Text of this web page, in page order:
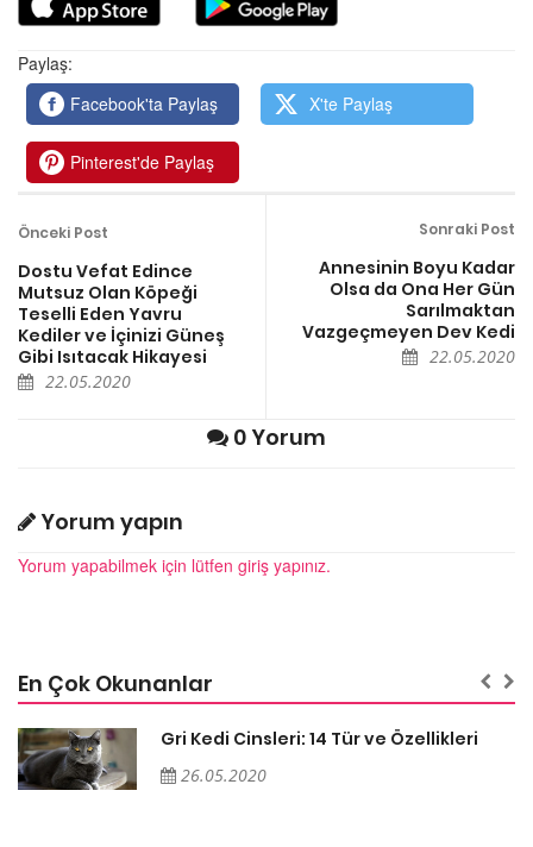
Paylaş:
Facebook'ta Paylaş
X'te Paylaş
Pinterest'de Paylaş
Önceki Post
Dostu Vefat Edince
Mutsuz Olan Köpeği
Teselli Eden Yavru
Kediler ve İçinizi Güneş
Gibi Isıtacak Hikayesi
22.05.2020
Sonraki Post
Annesinin Boyu Kadar
Olsa da Ona Her Gün
Sarılmaktan
Vazgeçmeyen Dev Kedi
22.05.2020
0 Yorum
Yorum yapın
Yorum yapabilmek için lütfen giriş yapınız.
En Çok Okunanlar
Gri Kedi Cinsleri: 14 Tür ve Özellikleri
26.05.2020